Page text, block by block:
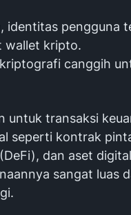
identitas pengguna
wallet kripto.
canggih
untuk transaksi
seperti kontrak
dan aset
sangat luas